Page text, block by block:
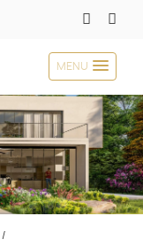
MENU
/